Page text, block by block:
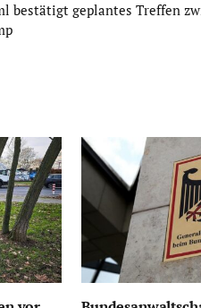
bestätigt geplantes Treffen